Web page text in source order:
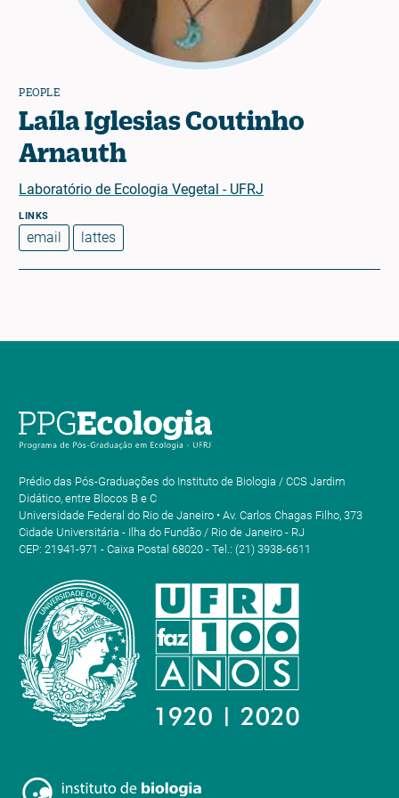
PEOPLE
Laíla Iglesias Coutinho
Arnauth
Laboratório de Ecologia Vegetal - UFRJ
email lattes
Prédio das Pós-Graduações do Instituto de Biologia / CCS Jardim
Didático, entre Blocos B e C
Universidade Federal do Rio de Janeiro • Av. Carlos Chagas Filho, 373
Cidade Universitária - Ilha do Fundão / Rio de Janeiro - RJ
CEP: 21941-971 - Caixa Postal 68020 - Tel.: (21) 3938-6611